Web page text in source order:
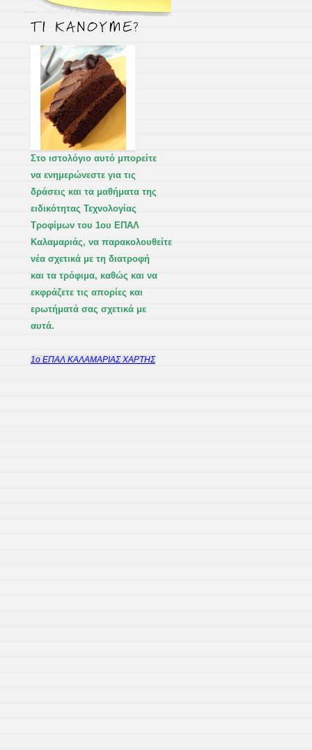
Στο ιστολόγιο αυτό μπορείτε
να ενημερώνεστε για τις
δράσεις και τα μαθήματα της
ειδικότητας Τεχνολογίας
Τροφίμων του 1ου ΕΠΑΛ
Καλαμαριάς, να παρακολουθείτε
νέα σχετικά με τη διατροφή
και τα τρόφιμα, καθώς και να
εκφράζετε τις απορίες και
ερωτήματά σας σχετικά με
αυτά.
1ο ΕΠΑΛ ΚΑΛΑΜΑΡΙΑΣ ΧΑΡΤΗΣ